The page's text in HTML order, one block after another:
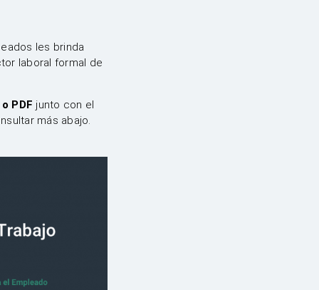
les brinda
laboral formal de
PDF junto con el
más abajo.